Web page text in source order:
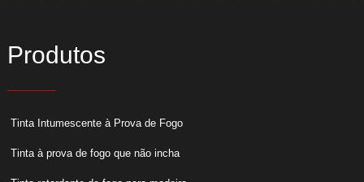
Produtos
Tinta Intumescente à Prova de Fogo
Tinta à prova de fogo que não incha